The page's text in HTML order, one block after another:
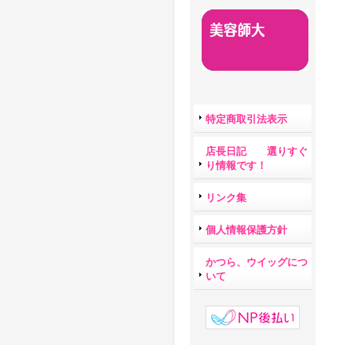
特定商取引法表示
店長日記 選りすぐ
り情報です！
リンク集
個人情報保護方針
かつら、ウイッグにつ
いて